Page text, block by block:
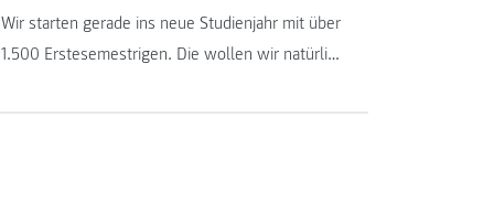
Wir starten gerade ins neue Studienjahr mit über
1.500 Erstesemestrigen. Die wollen wir natürlich